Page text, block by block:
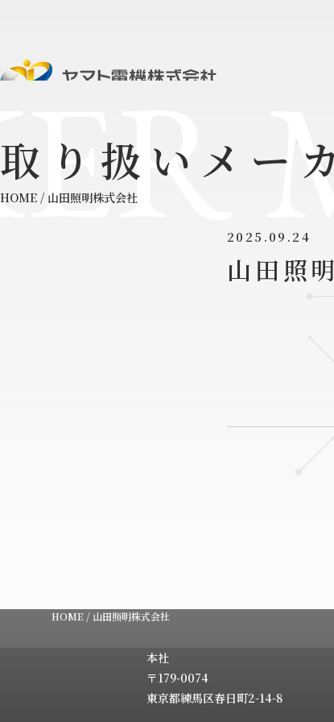
取り扱いメー
HOME / 山田照明株式会社
2025.09.24
山田照
HOME / 山田照明株式会社
本社
〒179-0074
東京都練馬区春日町2-14-8